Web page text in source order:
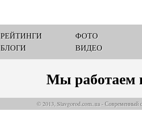
РЕЙТИНГИ
БЛОГИ
ФОТО
ВИДЕО
Мы работаем
© 2013, Slavgorod.com..ua - Современный